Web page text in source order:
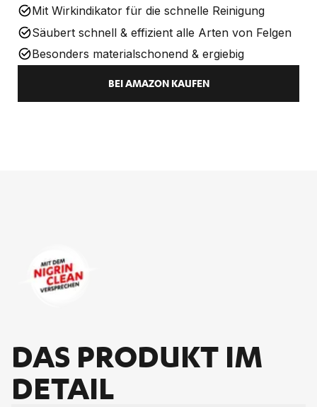
Mit Wirkindikator für die schnelle Reinigung
Säubert schnell & effizient alle Arten von Felgen
Besonders materialschonend & ergiebig
BEI AMAZON KAUFEN
DAS PRO­DUKT IM
DE­TAIL